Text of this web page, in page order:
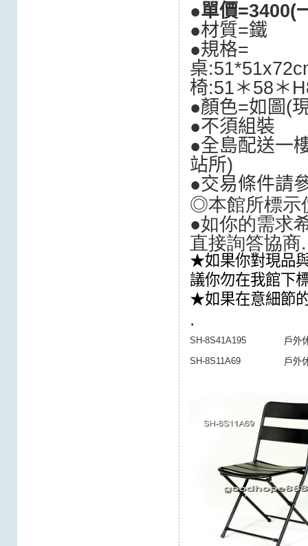
●單價=3400(
●材質=鐵
●規格=
桌
椅:51＊58＊
●顏色=如圖(
●不須組裝
●全島配送一
站所)
●交易條件請
◎本館所標示
●如你的需求
直接詢答協商.
★如果你對現品
議你勿在我館下
★如果在意細節
.
SH-8S41A195
戶外
SH-8S11A69
戶外